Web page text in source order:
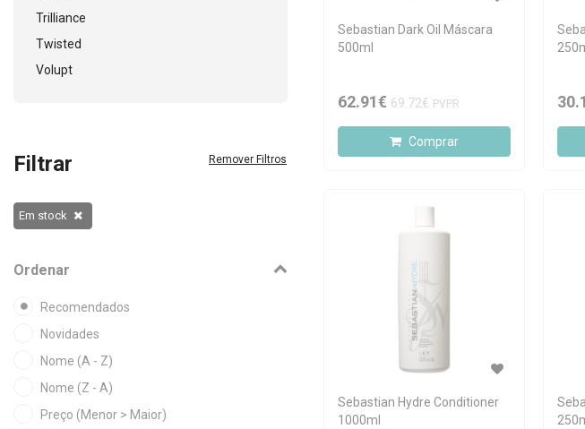
Trilliance
Twisted
Volupt
Filtrar Remover Filtros
Em stock
Ordenar
Recomendados
Novidades
Nome (A - Z)
Nome (Z - A)
Preço (Menor > Maior)
Sebastian Dark Oil Máscara
500ml
62.91€ 69.72€ PVPR
Comprar
Sebastian Hydre Conditioner
1000ml